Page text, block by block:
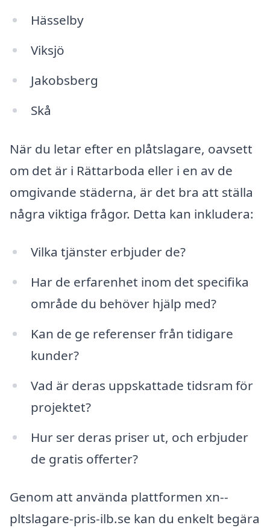
Hässelby
Viksjö
Jakobsberg
Skå
När du letar efter en plåtslagare, oavsett
om det är i Rättarboda eller i en av de
omgivande städerna, är det bra att ställa
några viktiga frågor. Detta kan inkludera:
Vilka tjänster erbjuder de?
Har de erfarenhet inom det specifika
område du behöver hjälp med?
Kan de ge referenser från tidigare
kunder?
Vad är deras uppskattade tidsram för
projektet?
Hur ser deras priser ut, och erbjuder
de gratis offerter?
Genom att använda plattformen xn--
pltslagare-pris-ilb.se kan du enkelt begära